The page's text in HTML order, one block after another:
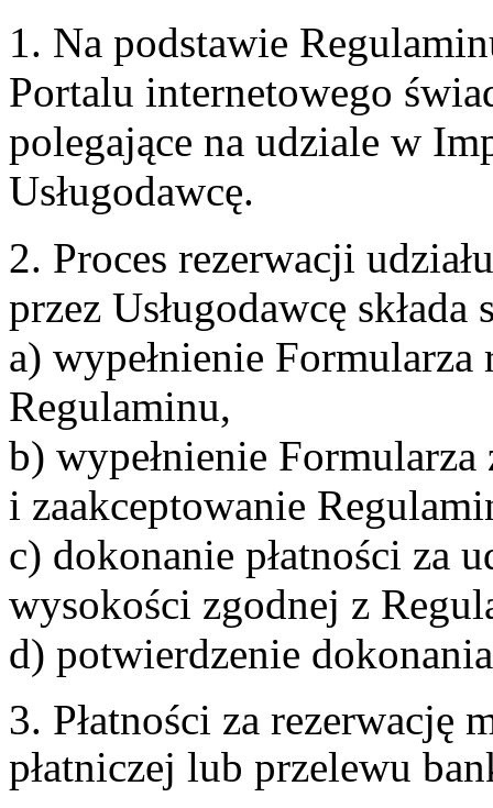
1. Na podstawie
Portalu internetowego
polegające na udziale w
Usługodawcę.
2. Proces rezerwacji
przez Usługodawcę
a) wypełnienie
Regulaminu,
b) wypełnienie Formularza
i zaakceptowanie
c) dokonanie płatności za
wysokości zgodnej z
d) potwierdzenie
3. Płatności za rezerwację
płatniczej lub przelewu